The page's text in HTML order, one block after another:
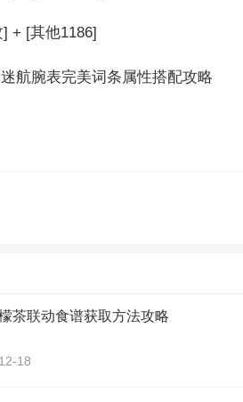
+ [其他1186]
茶联动食谱获取方法攻略
18